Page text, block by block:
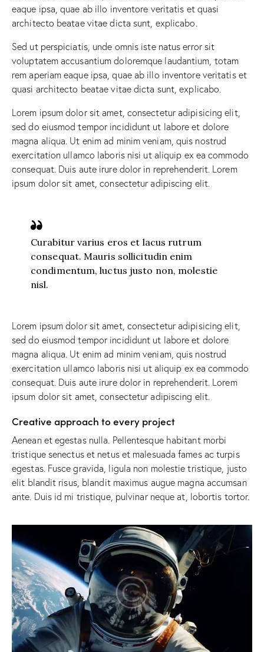
eaque ipsa, quae ab illo inventore veritatis et quasi
architecto beatae vitae dicta sunt, explicabo.
Sed ut perspiciatis, unde omnis iste natus error sit
voluptatem accusantium doloremque laudantium, totam
rem aperiam eaque ipsa, quae ab illo inventore veritatis et
quasi architecto beatae vitae dicta sunt, explicabo.
Lorem ipsum dolor sit amet, consectetur adipisicing elit,
sed do eiusmod tempor incididunt ut labore et dolore
magna aliqua. Ut enim ad minim veniam, quis nostrud
exercitation ullamco laboris nisi ut aliquip ex ea commodo
consequat. Duis aute irure dolor in reprehenderit. Lorem
ipsum dolor sit amet, consectetur adipiscing elit.
Curabitur varius eros et lacus rutrum
consequat. Mauris sollicitudin enim
condimentum, luctus justo non, molestie
nisl.
Lorem ipsum dolor sit amet, consectetur adipisicing elit,
sed do eiusmod tempor incididunt ut labore et dolore
magna aliqua. Ut enim ad minim veniam, quis nostrud
exercitation ullamco laboris nisi ut aliquip ex ea commodo
consequat. Duis aute irure dolor in reprehenderit. Lorem
ipsum dolor sit amet, consectetur adipiscing elit.
Creative approach to every project
Aenean et egestas nulla. Pellentesque habitant morbi
tristique senectus et netus et malesuada fames ac turpis
egestas. Fusce gravida, ligula non molestie tristique, justo
elit blandit risus, blandit maximus augue magna accumsan
ante. Duis id mi tristique, pulvinar neque at, lobortis tortor.